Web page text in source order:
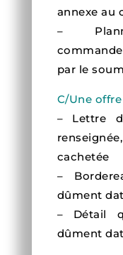
annexe au
–
par le
C/Une
– Lettre
cachetée
–
dûment
– Détail
dûment